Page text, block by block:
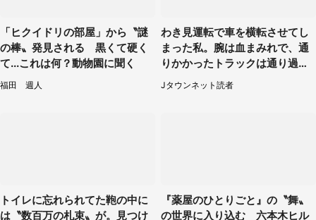
「ヒクイドリの部屋」から〝謎
の棒〟発見される 黒くて硬く
て...これは何？動物園に聞く
福田 週人
わき見運転で車を横転させてし
まった私。腕は血まみれで、通
りかかったトラックは通り過ぎ
ていき...（福岡県・30代女性）
Jタウンネット読者
トイレに忘れられてた鞄の中に
は〝数百万の札束〟が。見つけ
『薬屋のひとりごと』の〝舞〟
の世界に入り込む 六本木ヒル